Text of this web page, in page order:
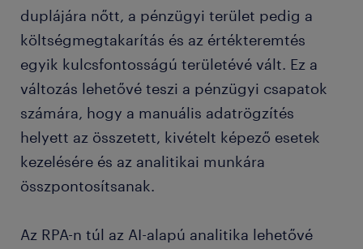
duplájára nőtt, a pénzügyi terület pedig a
költségmegtakarítás és az értékteremtés
egyik kulcsfontosságú területévé vált. Ez a
változás lehetővé teszi a pénzügyi csapatok
számára, hogy a manuális adatrögzítés
helyett az összetett, kivételt képező esetek
kezelésére és az analitikai munkára
összpontosítsanak.
Az RPA-n túl az AI-alapú analitika lehetővé